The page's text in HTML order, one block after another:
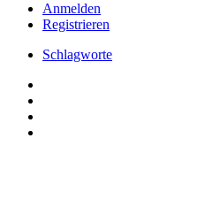
Anmelden
Registrieren
Schlagworte